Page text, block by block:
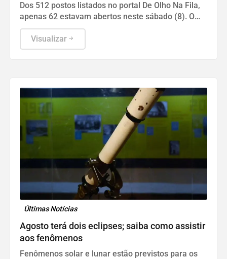
Dos 512 postos listados no portal De Olho Na Fila,
apenas 62 estavam abertos neste sábado (8). O
funcionamento de todos ocorre somente de
segunda a sexta-feira.
Visualizar
Últimas Notícias
Agosto terá dois eclipses; saiba como assistir
aos fenômenos
Fenômenos solar e lunar estão previstos para os